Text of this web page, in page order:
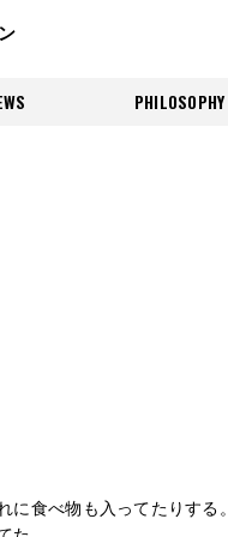
PHILOSOPHY
に食べ物も入ってたりする。